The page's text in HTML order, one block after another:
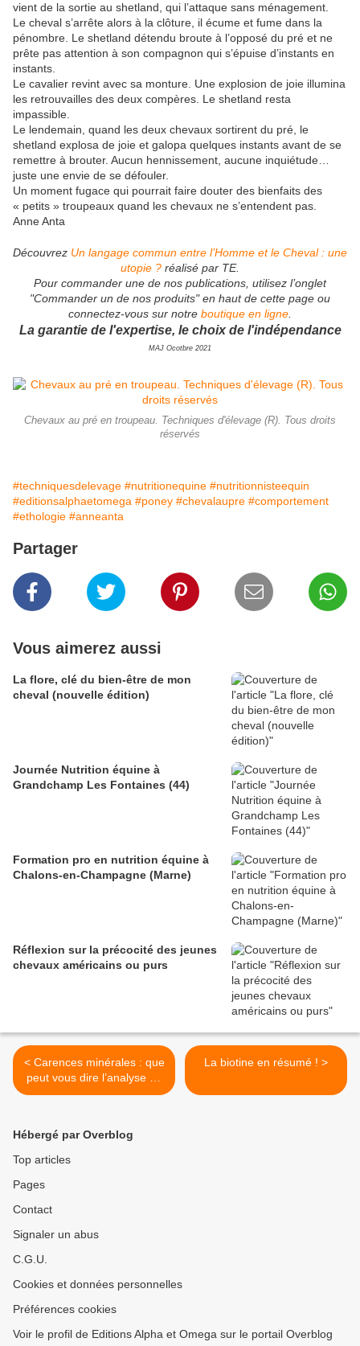
vient de la sortie au shetland, qui l’attaque sans ménagement.
Le cheval s’arrête alors à la clôture, il écume et fume dans la
pénombre. Le shetland détendu broute à l’opposé du pré et ne
prête pas attention à son compagnon qui s’épuise d’instants en
instants.
Le cavalier revint avec sa monture. Une explosion de joie illumina
les retrouvailles des deux compères. Le shetland resta
impassible.
Le lendemain, quand les deux chevaux sortirent du pré, le
shetland explosa de joie et galopa quelques instants avant de se
remettre à brouter. Aucun hennissement, aucune inquiétude…
juste une envie de se défouler.
Un moment fugace qui pourrait faire douter des bienfaits des
« petits » troupeaux quand les chevaux ne s’entendent pas.
Anne Anta
Découvrez Un langage commun entre l’Homme et le Cheval : une
utopie ? réalisé par TE.
Pour commander une de nos publications, utilisez l’onglet
"Commander un de nos produits" en haut de cette page ou
connectez-vous sur notre boutique en ligne
La garantie de l'expertise, le choix de l'indépendance
MAJ Ocotbre 2021
Chevaux au pré en troupeau. Techniques d'élevage (R). Tous droits
réservés
#techniquesdelevage #nutritionequine #nutritionnisteequin
#editionsalphaetomega #poney #chevalaupre #comportement
#ethologie #anneanta
Partager
Vous aimerez aussi
La flore, clé du bien-être de mon
cheval (nouvelle édition)
Journée Nutrition équine à
Grandchamp Les Fontaines (44)
Formation pro en nutrition équine à
Chalons-en-Champagne (Marne)
Réflexion sur la précocité des jeunes
chevaux américains ou purs
< Carences minérales : que
peut vous dire l’analyse du
poil de votre cheval ?
La biotine en résumé ! >
Hébergé par Overblog
Top articles
Pages
Contact
Signaler un abus
C.G.U.
Cookies et données personnelles
Préférences cookies
Voir le profil de Editions Alpha et Omega sur le portail Overblog